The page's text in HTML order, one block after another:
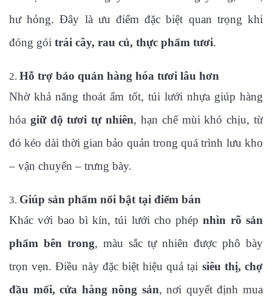
hư hỏng. Đây là ưu điểm đặc biệt quan trọng khi
đóng gói trái cây, rau củ, thực phẩm tươi.
Hỗ trợ bảo quản hàng hóa tươi lâu hơn
Nhờ khả năng thoát ẩm tốt, túi lưới nhựa giúp hàng
hóa giữ độ tươi tự nhiên, hạn chế mùi khó chịu, từ
đó kéo dài thời gian bảo quản trong quá trình lưu kho
– vận chuyển – trưng bày.
Giúp sản phẩm nổi bật tại điểm bán
Khác với bao bì kín, túi lưới cho phépnhìn rõ sản
phẩm bên trong, màu sắc tự nhiên được phô bày
trọn vẹn. Điều này đặc biệt hiệu quả tại siêu thị, chợ
đầu mối, cửa hàng nông sản, nơi quyết định mua